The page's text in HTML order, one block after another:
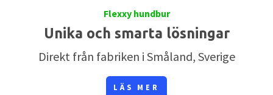
Flexxy hundbur
Unika och smarta lösningar
Direkt från fabriken i Småland, Sverige
LÄS MER